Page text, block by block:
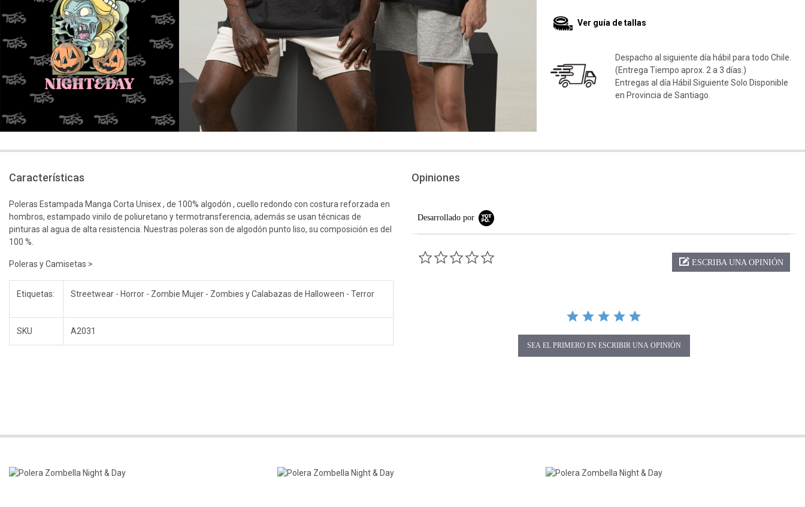
Ver guía de tallas
Despacho al siguiente día hábil para todo Chile.
(Entrega Tiempo aprox. 2 a 3 días.)
Entregas al día Hábil Siguiente Solo Disponible
en Provincia de Santiago.
Características
Poleras Estampada Manga Corta Unisex , de 100% algodón , cuello redondo con costura reforzada en
hombros, estampado vinilo de poliuretano y termotransferencia, además se usan técnicas de
pinturas al agua de alta resistencia. Nuestras poleras son de algodón punto liso, su composición es del
100 %.
Poleras y Camisetas >
Etiquetas: Streetwear - Horror - Zombie Mujer - Zombies y Calabazas de Halloween - Terror
SKU A2031
Opiniones
Desarrollado por
ESCRIBA UNA OPINIÓN
SEA EL PRIMERO EN ESCRIBIR UNA OPINIÓN